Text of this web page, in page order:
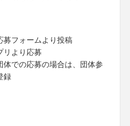
募フォームより投稿
リより応募
での応募の場合は、団体参
録